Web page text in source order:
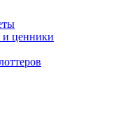
и ценники